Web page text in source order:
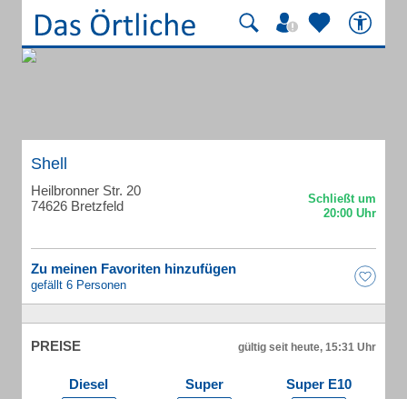
Shell
Heilbronner Str. 20
74626 Bretzfeld
Zu meinen Favoriten hinzufügen
gefällt 6 Personen
PREISE gültig seit heute, 15:31 Uhr
Diesel Super Super E10